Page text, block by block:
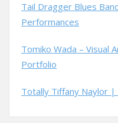
Tail Dragger Blues
Performances
Tomiko Wada – Visual
Portfolio
Totally Tiffany Naylor